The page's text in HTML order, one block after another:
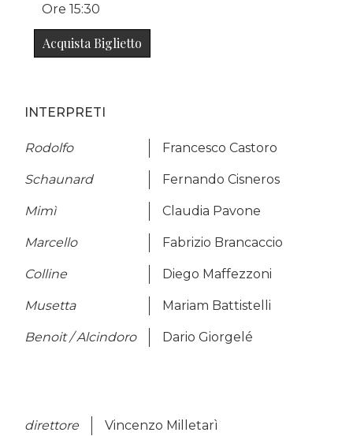
Ore 15:30
Acquista Biglietto
INTERPRETI
Rodolfo Francesco Castoro
Schaunard Fernando Cisneros
Mimì Claudia Pavone
Marcello Fabrizio Brancaccio
Colline Diego Maffezzoni
Musetta Mariam Battistelli
Benoit / Alcindoro Dario Giorgelé
direttore Vincenzo Milletarì